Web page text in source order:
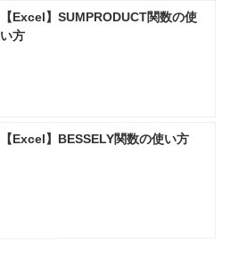
【Excel】SUMPRODUCT関数の使
い方
【Excel】BESSELY関数の使い方